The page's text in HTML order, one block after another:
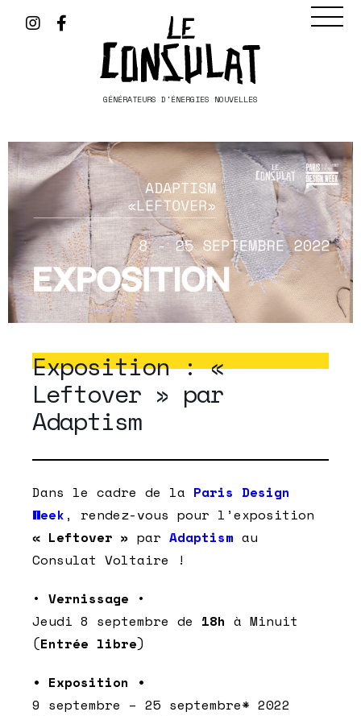
GÉNÉRATEURS D'ÉNERGIES NOUVELLES
Exposition : «
Leftover » par
Adaptism
Dans le cadre de la Paris Design
Week , rendez-vous pour l’exposition
« Leftover » par Adaptism au
Consulat Voltaire !
• Vernissage •
Jeudi 8 septembre de 18h à Minuit
(Entrée libre)
• Exposition •
9 septembre – 25 septembre* 2022